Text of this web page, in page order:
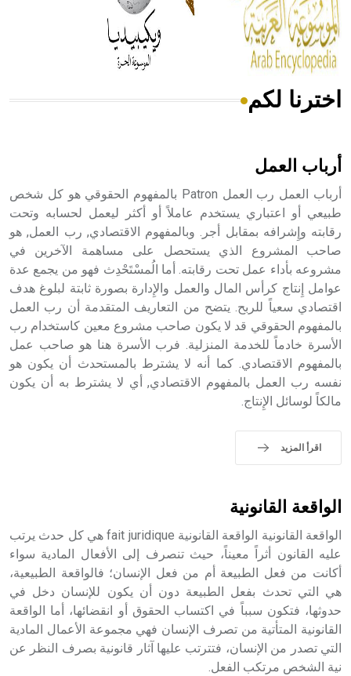
من مادة كربونات الكلسيوم، وهو أحمر أو شديد الحمرة وهو
أجود أنواعه، ويمتاز بكبر الحجم ويسمى الش
هل تعلم أن الأبسيد كلمة فرنسية اللفظ تم اعتمادها مصطلحاً
- هل تعلم أن أبجر Abgar اسم معروف جيداً يعود إلى عدد من
الملوك الذين حكموا مدينة إديسا (الرها) من أبجر الأول وحتى
التاسع، وهم ينتسبون إلى أسرة أوسروين
- هل تعلم أن الأبجدية الكنعانية تتألف من /22/ علامة كتابية
sign تكتب منفصلة غير متصلة، وتعتمد المبدأ الأكوروفوني،
حيث تقتصر القيمة الصوتية للعلامة الك
اخترنا لكم
أرباب العمل
أرباب العمل رب العمل Patron بالمفهوم الحقوقي هو كل شخص
طبيعي أو اعتباري يستخدم عاملاً أو أكثر ليعمل لحسابه وتحت
رقابته وإِشرافه بمقابل أجر. وبالمفهوم الاقتصادي, رب العمل, هو
صاحب المشروع الذي يستحصل على مساهمة الآخرين في
مشروعه بأداء عمل تحت رقابته. أما الُمسْتَحْدِث فهو من يجمع عدة
عوامل إِنتاج كرأس المال والعمل والإِدارة بصورة ثابتة لبلوغ هدف
اقتصادي سعياً للربح. يتضح من التعاريف المتقدمة أن رب العمل
بالمفهوم الحقوقي قد لا يكون صاحب مشروع معين كاستخدام رب
الأسرة خادماً للخدمة المنزلية. فرب الأسرة هنا هو صاحب عمل
بالمفهوم الاقتصادي. كما أنه لا يشترط بالمستحدث أن يكون هو
نفسه رب العمل بالمفهوم الاقتصادي, أي لا يشترط به أن يكون
مالكاً لوسائل الإِنتاج.
اقرأ المزيد
الواقعة القانونية
الواقعة القانونية الواقعة القانونية fait juridique هي كل حدث يرتب
عليه القانون أثراً معيناً، حيث تنصرف إلى الأفعال المادية سواء
أكانت من فعل الطبيعة أم من فعل الإنسان؛ فالواقعة الطبيعية،
هي التي تحدث بفعل الطبيعة دون أن يكون للإنسان دخل في
حدوثها، فتكون سبباً في اكتساب الحقوق أو انقضائها، أما الواقعة
القانونية المتأتية من تصرف الإنسان فهي مجموعة الأعمال المادية
التي تصدر من الإنسان، فتترتب عليها آثار قانونية بصرف النظر عن
نية الشخص مرتكب الفعل.